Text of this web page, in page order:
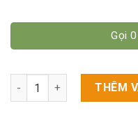
Gọi
Bánh Xe Nâng Đặc 600-
THÊM